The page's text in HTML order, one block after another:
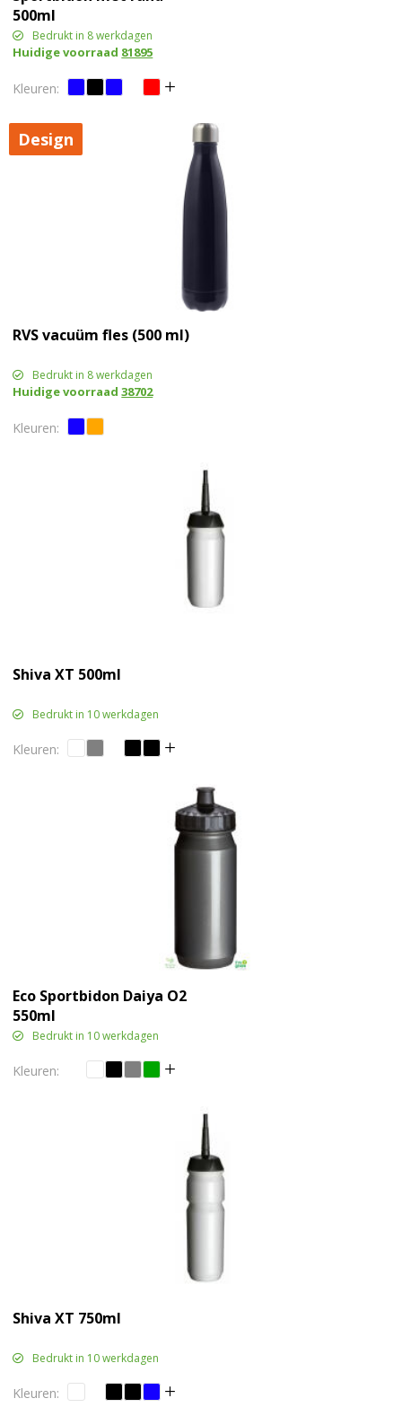
500ml
Bedrukt in 8 werkdagen
Huidige voorraad 81895
Design
RVS vacuüm fles (500 ml)
Bedrukt in 8 werkdagen
Huidige voorraad38702
Shiva XT 500ml
Bedrukt in 10 werkdagen
Eco Sportbidon Daiya O2
550ml
Bedrukt in 10 werkdagen
Shiva XT 750ml
Bedrukt in 10 werkdagen